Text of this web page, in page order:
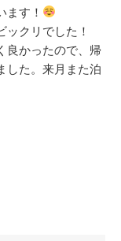
ます！
クリでした！
良かったので、帰
した。来月また泊